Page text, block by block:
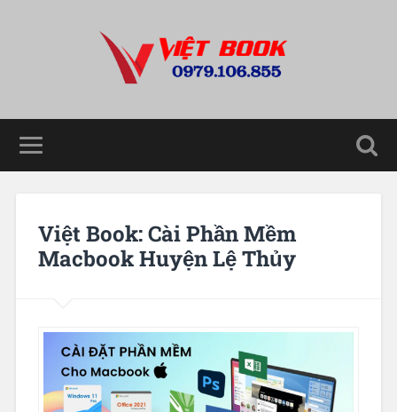
Việt Book: Cài Phần Mềm
Macbook Huyện Lệ Thủy